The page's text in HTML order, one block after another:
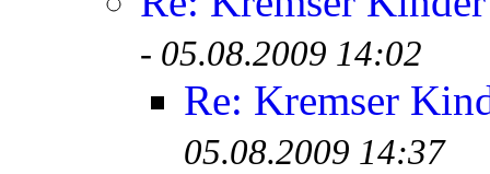
- 05.08.2009 14:02
Re: Kremser
05.08.2009 14:37